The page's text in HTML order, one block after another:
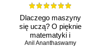
Dlaczego maszyny
się uczą? O pięknie
matematyki i
działaniu
Anil Ananthaswamy